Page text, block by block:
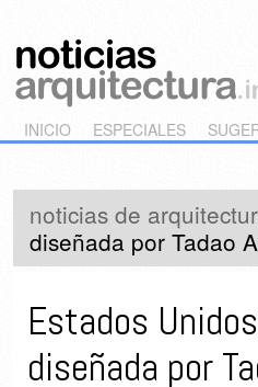
Main menu
Skip to primary content
Skip to secondary content
INICIO ESPECIALES
noticias de
diseñada por Tadao
Estados
diseñada por